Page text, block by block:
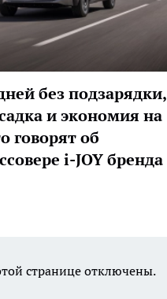
без подзарядки,
и экономия на
говорят об
i-JOY бренда
странице отключены.